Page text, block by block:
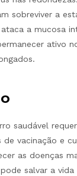
sobreviver a
a mucosa
ativo
saudável
de vacinação e
as doenças
salvar a